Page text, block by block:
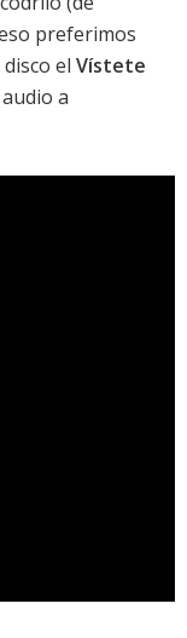
preferimos
el Vístete
a